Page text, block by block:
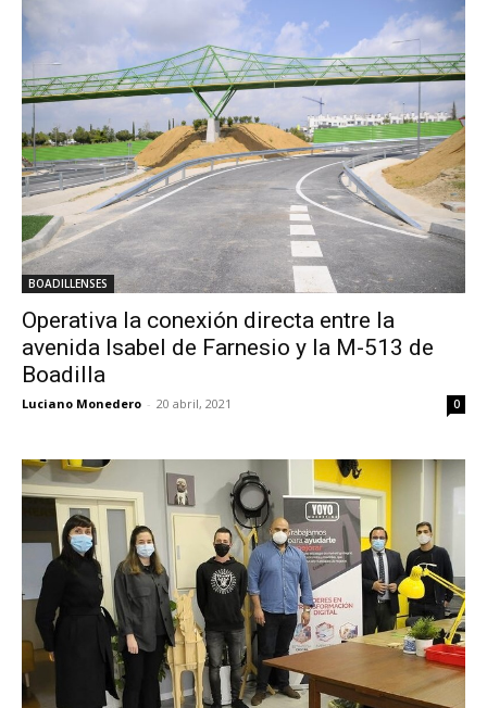
BOADILLENSES
Operativa la conexión directa entre la
avenida Isabel de Farnesio y la M-513 de
Boadilla
Luciano Monedero - 20 abril, 2021 0